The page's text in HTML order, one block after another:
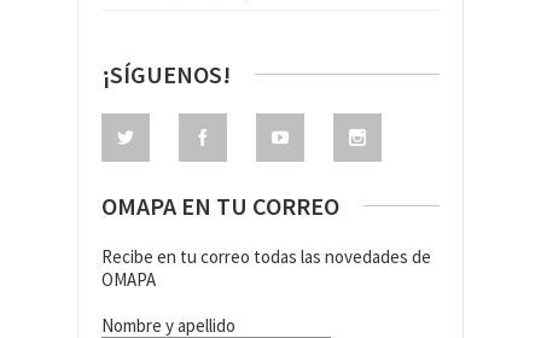
¡SÍGUENOS!
OMAPA EN TU CORREO
Recibe en tu correo todas las novedades de
OMAPA
Nombre y apellido